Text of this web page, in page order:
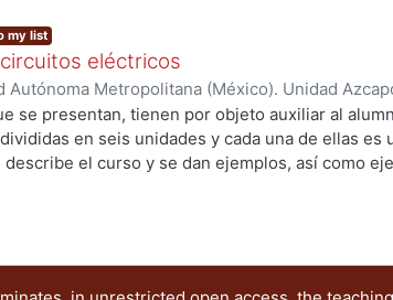
my list
eléctricos
Autónoma Metropolitana (México). Unidad
de Electrónica.,2002)Lira Cortés, José
se presentan, tienen por objeto auxiliar al
en seis unidades y cada una de ellas es
describe el curso y se dan ejemplos, así como